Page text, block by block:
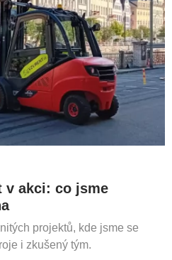
v akci: co jsme
projektů, kde jsme se
i zkušený tým.